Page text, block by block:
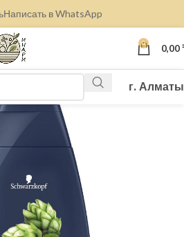
Написать в WhatsApp
0 0,00
г. Алматы